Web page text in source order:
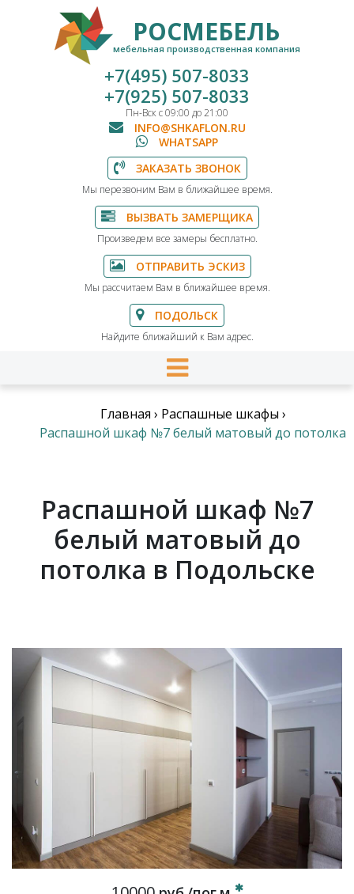
РОСМЕБЕЛЬ
мебельная производственная компания
+7(495) 507-8033
+7(925) 507-8033
Пн-Вск с 09:00 до 21:00
INFO@SHKAFLON.RU
WHATSAPP
ЗАКАЗАТЬ ЗВОНОК
Мы перезвоним Вам в ближайшее время.
ВЫЗВАТЬ ЗАМЕРЩИКА
Произведем все замеры бесплатно.
ОТПРАВИТЬ ЭСКИЗ
Мы рассчитаем Вам в ближайшее время.
ПОДОЛЬСК
Найдите ближайший к Вам адрес.
Главная › Распашные шкафы ›
Распашной шкаф №7 белый матовый до потолка
Распашной шкаф №7
белый матовый до
потолка в Подольске